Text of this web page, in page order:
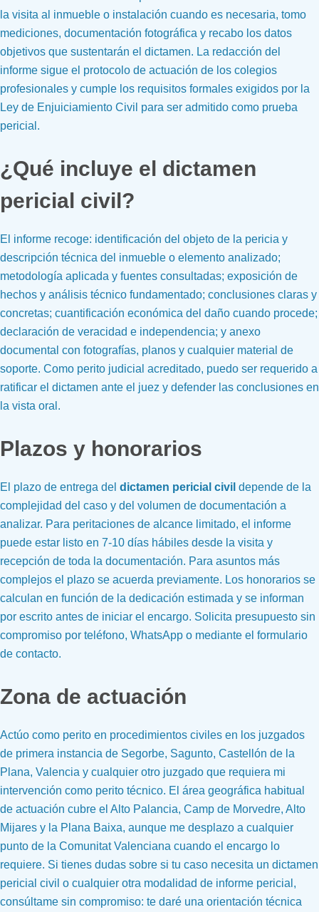
la visita al inmueble o instalación cuando es necesaria, tomo
mediciones, documentación fotográfica y recabo los datos
objetivos que sustentarán el dictamen. La redacción del
informe sigue el protocolo de actuación de los colegios
profesionales y cumple los requisitos formales exigidos por la
Ley de Enjuiciamiento Civil para ser admitido como prueba
pericial.
¿Qué incluye el dictamen
pericial civil?
El informe recoge: identificación del objeto de la pericia y
descripción técnica del inmueble o elemento analizado;
metodología aplicada y fuentes consultadas; exposición de
hechos y análisis técnico fundamentado; conclusiones claras y
concretas; cuantificación económica del daño cuando procede;
declaración de veracidad e independencia; y anexo
documental con fotografías, planos y cualquier material de
soporte. Como perito judicial acreditado, puedo ser requerido a
ratificar el dictamen ante el juez y defender las conclusiones en
la vista oral.
Plazos y honorarios
El plazo de entrega del dictamen pericial civil depende de la
complejidad del caso y del volumen de documentación a
analizar. Para peritaciones de alcance limitado, el informe
puede estar listo en 7-10 días hábiles desde la visita y
recepción de toda la documentación. Para asuntos más
complejos el plazo se acuerda previamente. Los honorarios se
calculan en función de la dedicación estimada y se informan
por escrito antes de iniciar el encargo. Solicita presupuesto sin
compromiso por teléfono, WhatsApp o mediante el formulario
de contacto.
Zona de actuación
Actúo como perito en procedimientos civiles en los juzgados
de primera instancia de Segorbe, Sagunto, Castellón de la
Plana, Valencia y cualquier otro juzgado que requiera mi
intervención como perito técnico. El área geográfica habitual
de actuación cubre el Alto Palancia, Camp de Morvedre, Alto
Mijares y la Plana Baixa, aunque me desplazo a cualquier
punto de la Comunitat Valenciana cuando el encargo lo
requiere. Si tienes dudas sobre si tu caso necesita un dictamen
pericial civil o cualquier otra modalidad de informe pericial,
consúltame sin compromiso: te daré una orientación técnica